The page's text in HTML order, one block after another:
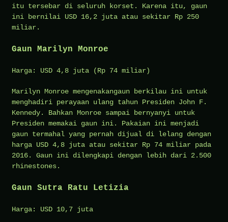
itu tersebar di seluruh korset. Karena itu, gaun
ini bernilai USD 16,2 juta atau sekitar Rp 250
miliar.
Gaun Marilyn Monroe
Harga: USD 4,8 juta (Rp 74 miliar)
Marilyn Monroe mengenakangaun berkilau ini untuk
menghadiri perayaan ulang tahun Presiden John F.
Kennedy. Bahkan Monroe sampai bernyanyi untuk
Presiden memakai gaun ini. Pakaian ini menjadi
gaun termahal yang pernah dijual di lelang dengan
harga USD 4,8 juta atau sekitar Rp 74 miliar pada
2016. Gaun ini dilengkapi dengan lebih dari 2.500
rhinestones.
Gaun Sutra Ratu Letizia
Harga: USD 10,7 juta